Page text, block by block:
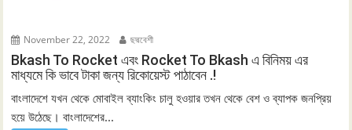
November 22, 2022 ছদ্মবেশী
Bkash To Rocket এবং Rocket To Bkash এ বিনিময় এর
মাধ্যমে কি ভাবে টাকা জন্য রিকোয়েস্ট পাঠাবেন .!
বাংলাদেশে যখন থেকে মোবাইল ব্যাংকিং চালু হওয়ার তখন থেকে বেশ ও ব্যাপক জনপ্রিয়
হয়ে উঠেছে। বাংলাদেশের...